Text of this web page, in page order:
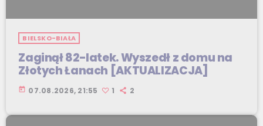
BIELSKO-BIAŁA
Zaginął 82-latek. Wyszedł z domu na
Złotych Łanach [AKTUALIZACJA]
today 07.08.2026, 21:55 1 2